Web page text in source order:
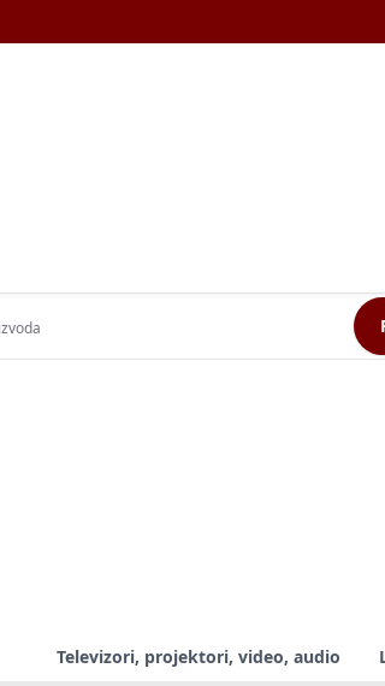
Televizori, projektori, video, audio